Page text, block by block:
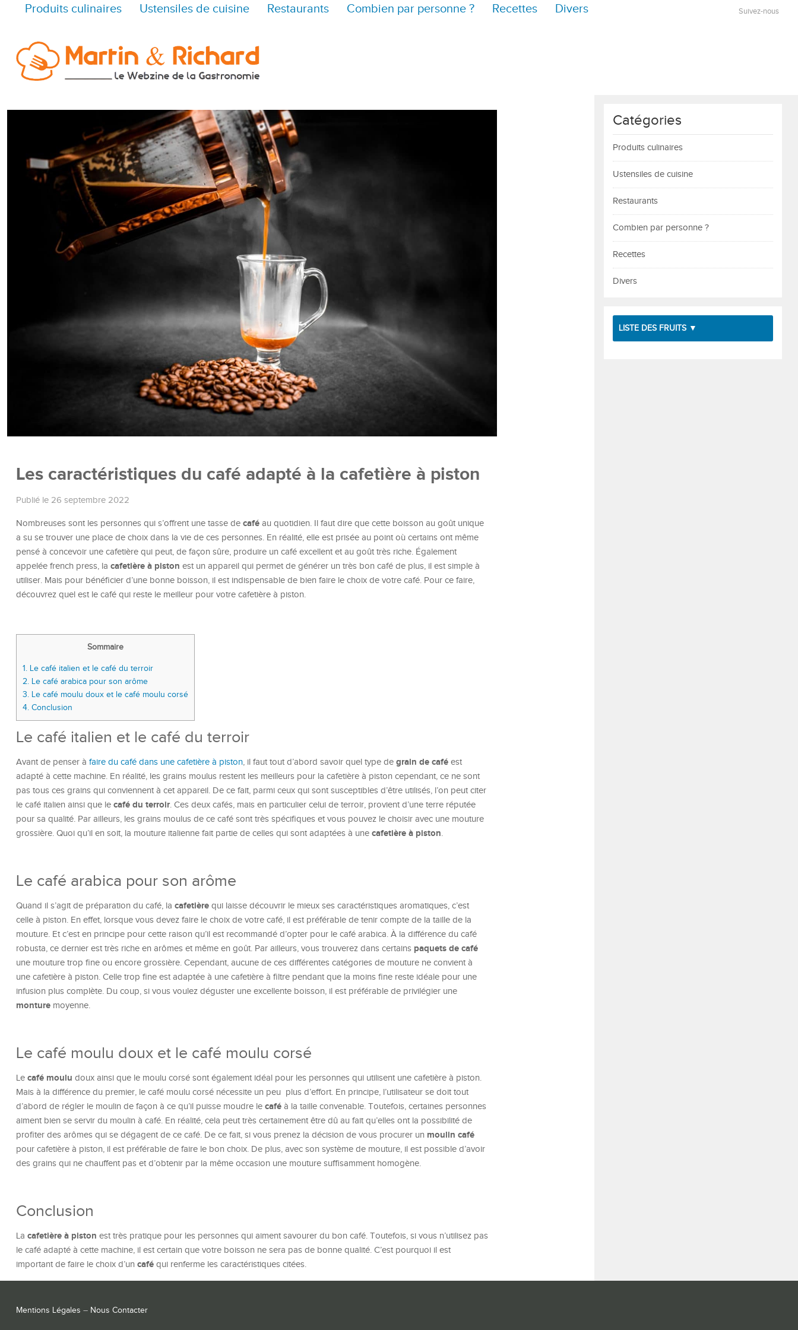
Produits culinaires Ustensiles de cuisine Restaurants Combien par personne ? Recettes Divers Suivez-nous
Les caractéristiques du café adapté à la cafetière à piston
Publié le 26 septembre 2022
Nombreuses sont les personnes qui s’offrent une tasse de café au quotidien. Il faut dire que cette boisson au goût unique
a su se trouver une place de choix dans la vie de ces personnes. En réalité, elle est prisée au point où certains ont même
pensé à concevoir une cafetière qui peut, de façon sûre, produire un café excellent et au goût très riche. Également
appelée french press, la cafetière à piston est un appareil qui permet de générer un très bon café de plus, il est simple à
utiliser. Mais pour bénéficier d’une bonne boisson, il est indispensable de bien faire le choix de votre café. Pour ce faire,
découvrez quel est le café qui reste le meilleur pour votre cafetière à piston.
Sommaire
1. Le café italien et le café du terroir
2. Le café arabica pour son arôme
3. Le café moulu doux et le café moulu corsé
4. Conclusion
Le café italien et le café du terroir
Avant de penser à faire du café dans une cafetière à piston, il faut tout d’abord savoir quel type de grain de café est
adapté à cette machine. En réalité, les grains moulus restent les meilleurs pour la cafetière à piston cependant, ce ne sont
pas tous ces grains qui conviennent à cet appareil. De ce fait, parmi ceux qui sont susceptibles d’être utilisés, l’on peut citer
le café italien ainsi que le café du terroir. Ces deux cafés, mais en particulier celui de terroir, provient d’une terre réputée
pour sa qualité. Par ailleurs, les grains moulus de ce café sont très spécifiques et vous pouvez le choisir avec une mouture
grossière. Quoi qu’il en soit, la mouture italienne fait partie de celles qui sont adaptées à une cafetière à piston.
Le café arabica pour son arôme
Quand il s’agit de préparation du café, la cafetière qui laisse découvrir le mieux ses caractéristiques aromatiques, c’est
celle à piston. En effet, lorsque vous devez faire le choix de votre café, il est préférable de tenir compte de la taille de la
mouture. Et c’est en principe pour cette raison qu’il est recommandé d’opter pour le café arabica. À la différence du café
robusta, ce dernier est très riche en arômes et même en goût. Par ailleurs, vous trouverez dans certains paquets de café
une mouture trop fine ou encore grossière. Cependant, aucune de ces différentes catégories de mouture ne convient à
une cafetière à piston. Celle trop fine est adaptée à une cafetière à filtre pendant que la moins fine reste idéale pour une
infusion plus complète. Du coup, si vous voulez déguster une excellente boisson, il est préférable de privilégier une
monture moyenne.
Le café moulu doux et le café moulu corsé
Le café moulu doux ainsi que le moulu corsé sont également idéal pour les personnes qui utilisent une cafetière à piston.
Mais à la différence du premier, le café moulu corsé nécessite un peu plus d’effort. En principe, l’utilisateur se doit tout
d’abord de régler le moulin de façon à ce qu’il puisse moudre le café à la taille convenable. Toutefois, certaines personnes
aiment bien se servir du moulin à café. En réalité, cela peut très certainement être dû au fait qu’elles ont la possibilité de
profiter des arômes qui se dégagent de ce café. De ce fait, si vous prenez la décision de vous procurer un moulin café
pour cafetière à piston, il est préférable de faire le bon choix. De plus, avec son système de mouture, il est possible d’avoir
des grains qui ne chauffent pas et d’obtenir par la même occasion une mouture suffisamment homogène.
Conclusion
La cafetière à piston est très pratique pour les personnes qui aiment savourer du bon café. Toutefois, si vous n’utilisez pas
le café adapté à cette machine, il est certain que votre boisson ne sera pas de bonne qualité. C’est pourquoi il est
important de faire le choix d’un café qui renferme les caractéristiques citées.
Catégories
Produits culinaires
Ustensiles de cuisine
Restaurants
Combien par personne ?
Recettes
Divers
LISTE DES FRUITS ▼
Mentions Légales – Nous Contacter